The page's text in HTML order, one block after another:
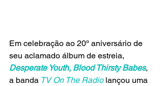
Em celebração ao 20º aniversário de
seu aclamado álbum de estreia,
Desperate Youth, Blood Thirsty Babes,
a banda TV On The Radio lançou uma